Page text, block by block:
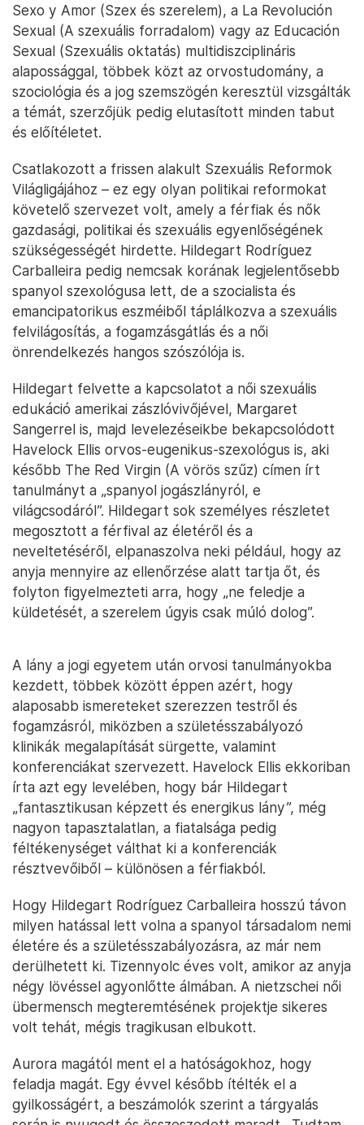
Sexo y Amor (Szex és szerelem), a La Revolución
Sexual (A szexuális forradalom) vagy az Educación
Sexual (Szexuális oktatás) multidiszciplináris
alapossággal, többek közt az orvostudomány, a
szociológia és a jog szemszögén keresztül vizsgálták
a témát, szerzőjük pedig elutasított minden tabut
és előítéletet.
Csatlakozott a frissen alakult Szexuális Reformok
Világligájához – ez egy olyan politikai reformokat
követelő szervezet volt, amely a férfiak és nők
gazdasági, politikai és szexuális egyenlőségének
szükségességét hirdette. Hildegart Rodríguez
Carballeira pedig nemcsak korának legjelentősebb
spanyol szexológusa lett, de a szocialista és
emancipatorikus eszméiből táplálkozva a szexuális
felvilágosítás, a fogamzásgátlás és a női
önrendelkezés hangos szószólója is.
Hildegart felvette a kapcsolatot a női szexuális
edukáció amerikai zászlóvivőjével, Margaret
Sangerrel is, majd levelezéseikbe bekapcsolódott
Havelock Ellis orvos-eugenikus-szexológus is, aki
később The Red Virgin (A vörös szűz) címen írt
tanulmányt a „spanyol jogászlányról, e
világcsodáról”. Hildegart sok személyes részletet
megosztott a férfival az életéről és a
neveltetéséről, elpanaszolva neki például, hogy az
anyja mennyire az ellenőrzése alatt tartja őt, és
folyton figyelmezteti arra, hogy „ne feledje a
küldetését, a szerelem úgyis csak múló dolog”.
A lány a jogi egyetem után orvosi tanulmányokba
kezdett, többek között éppen azért, hogy
alaposabb ismereteket szerezzen testről és
fogamzásról, miközben a születésszabályozó
klinikák megalapítását sürgette, valamint
konferenciákat szervezett. Havelock Ellis ekkoriban
írta azt egy levelében, hogy bár Hildegart
„fantasztikusan képzett és energikus lány”, még
nagyon tapasztalatlan, a fiatalsága pedig
féltékenységet válthat ki a konferenciák
résztvevőiből – különösen a férfiakból.
Hogy Hildegart Rodríguez Carballeira hosszú távon
milyen hatással lett volna a spanyol társadalom nemi
életére és a születésszabályozásra, az már nem
derülhetett ki. Tizennyolc éves volt, amikor az anyja
négy lövéssel agyonlőtte álmában. A nietzschei női
übermensch megteremtésének projektje sikeres
volt tehát, mégis tragikusan elbukott.
Aurora magától ment el a hatóságokhoz, hogy
feladja magát. Egy évvel később ítélték el a
gyilkosságért, a beszámolók szerint a tárgyalás